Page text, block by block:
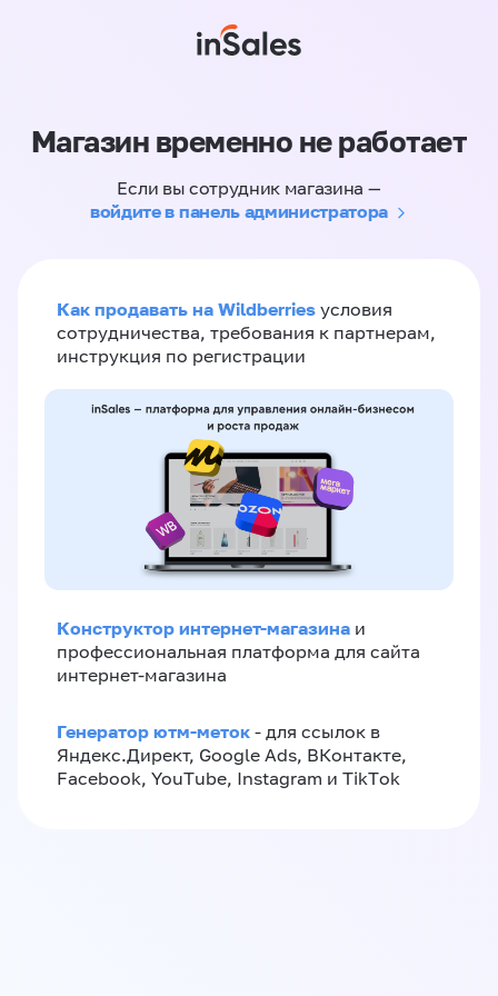
Магазин временно не работает
Если вы сотрудник магазина —
войдите в панель администратора
Как продавать на Wildberries условия
сотрудничества, требования к партнерам,
инструкция по регистрации
Конструктор интернет-магазина и
профессиональная платформа для сайта
интернет-магазина
Генератор ютм-меток - для ссылок в
Яндекс.Директ, Google Ads, ВКонтакте,
Facebook, YouTube, Instagram и TikTok